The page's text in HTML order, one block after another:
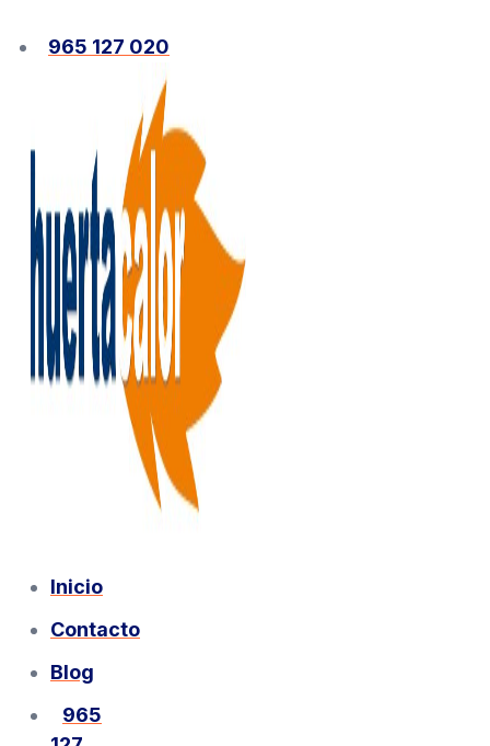
al
965 127 020
Inicio
Contacto
Blog
965